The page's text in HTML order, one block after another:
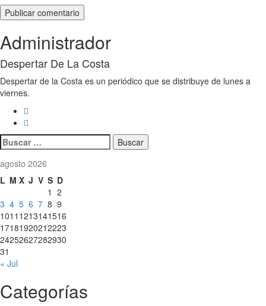
Administrador
Despertar De La Costa
Despertar de la Costa es un periódico que se distribuye de lunes a
viernes.
Buscar:
agosto 2026
L M X J V S D
1 2
3 4 5 6 7 8 9
1011 1213141516
17181920212223
24252627282930
31
« Jul
Categorías